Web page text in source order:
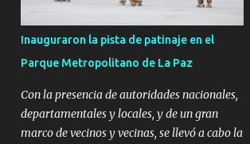
Inauguraron la pista de patinaje en el
Parque Metropolitano de La Paz
Con la presencia de autoridades nacionales,
departamentales y locales, y de un gran
marco de vecinos y vecinas, se llevó a cabo la